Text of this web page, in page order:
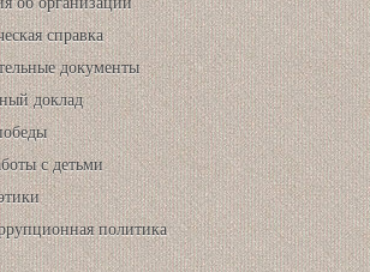
справка
документы
доклад
с детьми
политика